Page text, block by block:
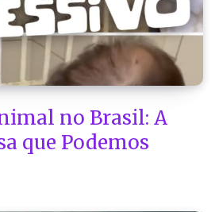
no Brasil: A
que Podemos